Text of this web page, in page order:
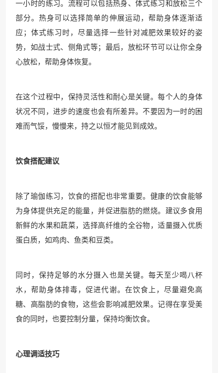
一小时的练习。流程可以包括热身、体式练习和放松三个
部分。热身可以选择简单的伸展运动，帮助身体逐渐适
应；体式练习时，尽量选择一些针对减肥效果较好的姿
势，如战士式、侧角式等；最后，放松环节可以让你全身
心放松，帮助身体恢复。
在这个过程中，保持灵活性和耐心是关键。每个人的身体
状况不同，进步的速度也会有所差异。不要因为一时的困
难而气馁，慢慢来，持之以恒才能见到成效。
饮食搭配建议
除了瑜伽练习，饮食的搭配也非常重要。健康的饮食能够
为身体提供充足的能量，并促进脂肪的燃烧。建议多食用
新鲜的水果和蔬菜，选择高纤维的全谷物，适量摄入优质
蛋白质，如鸡肉、鱼类和豆类。
同时，保持足够的水分摄入也是关键。每天至少喝八杯
水，帮助身体排毒，促进代谢。在饮食上，尽量避免高
糖、高脂肪的食物，这些会影响减肥效果。记得在享受美
食的同时，也要控制分量，保持均衡饮食。
心理调适技巧